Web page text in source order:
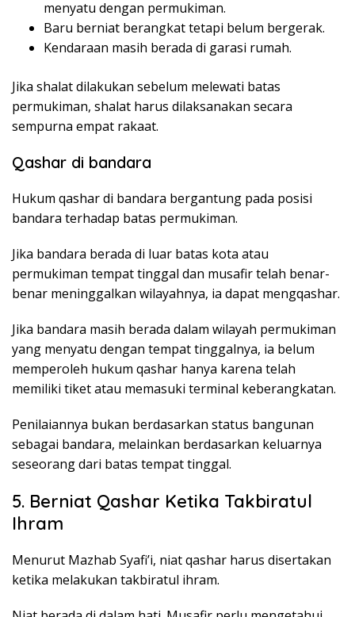
menyatu dengan permukiman.
Baru berniat berangkat tetapi belum bergerak.
Kendaraan masih berada di garasi rumah.
Jika shalat dilakukan sebelum melewati batas
permukiman, shalat harus dilaksanakan secara
sempurna empat rakaat.
Qashar di bandara
Hukum qashar di bandara bergantung pada posisi
bandara terhadap batas permukiman.
Jika bandara berada di luar batas kota atau
permukiman tempat tinggal dan musafir telah benar-
benar meninggalkan wilayahnya, ia dapat mengqashar.
Jika bandara masih berada dalam wilayah permukiman
yang menyatu dengan tempat tinggalnya, ia belum
memperoleh hukum qashar hanya karena telah
memiliki tiket atau memasuki terminal keberangkatan.
Penilaiannya bukan berdasarkan status bangunan
sebagai bandara, melainkan berdasarkan keluarnya
seseorang dari batas tempat tinggal.
5. Berniat Qashar Ketika Takbiratul
Ihram
Menurut Mazhab Syafi’i, niat qashar harus disertakan
ketika melakukan takbiratul ihram.